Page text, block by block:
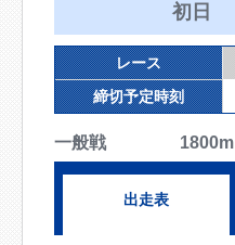
初日
レース
締切予定時刻
一般戦 1800m
出走表